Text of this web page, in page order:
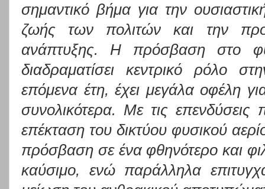
σημαντικό βήμα για την
ζωής των πολιτών και την
ανάπτυξης. Η πρόσβαση στο
διαδραματίσει κεντρικό ρόλο
επόμενα έτη, έχει μεγάλα οφέλη
συνολικότερα. Με τις επενδύσεις
επέκταση του δικτύου φυσικού
πρόσβαση σε ένα φθηνότερο και
καύσιμο, ενώ παράλληλα